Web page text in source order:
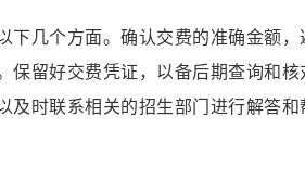
下几个方面。确认交费的准确金额
保留好交费凭证，以备后期查询和
时联系相关的招生部门进行解答和